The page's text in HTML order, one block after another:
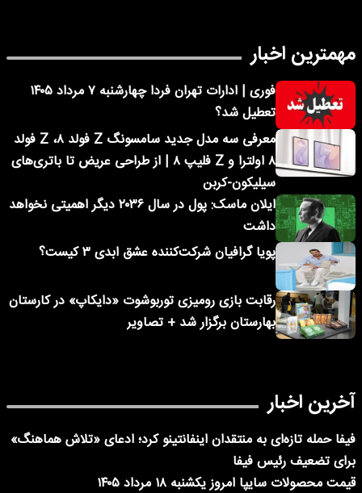
مهمترین اخبار
فوری | ادارات تهران فردا چهارشنبه ۷ مرداد ۱۴۰۵
تعطیل شد؟
معرفی سه مدل جدید سامسونگ Z فولد ۸، Z فولد
۸ اولترا و Z فلیپ ۸ | از طراحی عریض تا باتری‌های
سیلیکون-کربن
ایلان ماسک: پول در سال ۲۰۳۶ دیگر اهمیتی نخواهد
داشت
پویا گرافیان شرکت‌کننده عشق ابدی ۳ کیست؟
رقابت بازی رومیزی توربوشوت «دایکاپ» در کارستان
بهارستان برگزار شد + تصاویر
آخرین اخبار
فیفا حمله تازه‌ای به منتقدان اینفانتینو کرد؛ ادعای «تلاش هماهنگ»
برای تضعیف رئیس فیفا
قیمت محصولات سایپا امروز یکشنبه ۱۸ مرداد ۱۴۰۵